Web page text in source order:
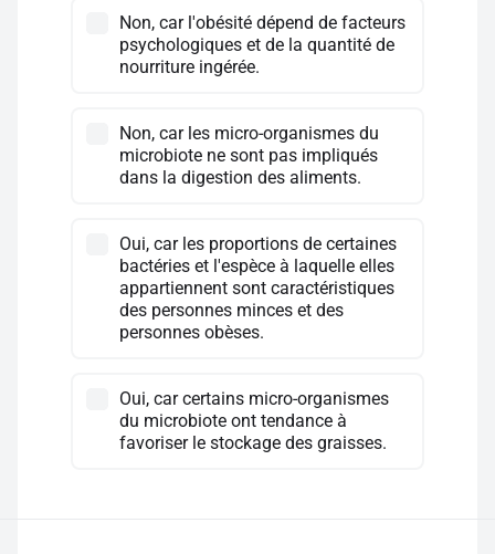
Non, car l'obésité dépend de facteurs
psychologiques et de la quantité de
nourriture ingérée.
Non, car les micro-organismes du
microbiote ne sont pas impliqués
dans la digestion des aliments.
Oui, car les proportions de certaines
bactéries et l'espèce à laquelle elles
appartiennent sont caractéristiques
des personnes minces et des
personnes obèses.
Oui, car certains micro-organismes
du microbiote ont tendance à
favoriser le stockage des graisses.